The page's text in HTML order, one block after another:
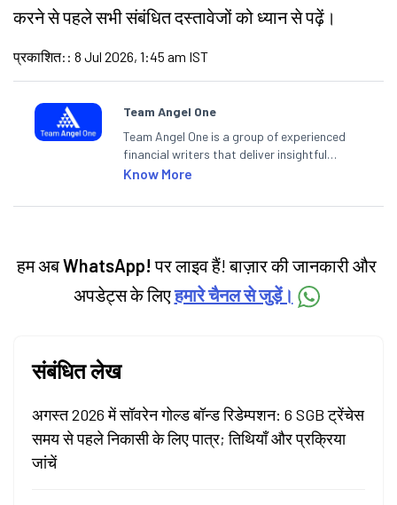
करने से पहले सभी संबंधित दस्तावेजों को ध्यान से पढ़ें।
प्रकाशित: : 8 Jul 2026, 1:45 am IST
Team Angel One
Team Angel One is a group of experienced
financial writers that deliver insightful
articles on the stock market, IPO, economy,
categories.
Know More
हम अबWhatsApp! पर लाइव हैं! बाज़ार की जानकारी और
अपडेट्स के लिएहमारे चैनल से जुड़ें।
संबंधित लेख
अगस्त 2026 में सॉवरेन गोल्ड बॉन्ड रिडेम्पशन: 6 SGB ट्रेंचेस
समय से पहले निकासी के लिए पात्र; तिथियाँ और प्रक्रिया
जांचें